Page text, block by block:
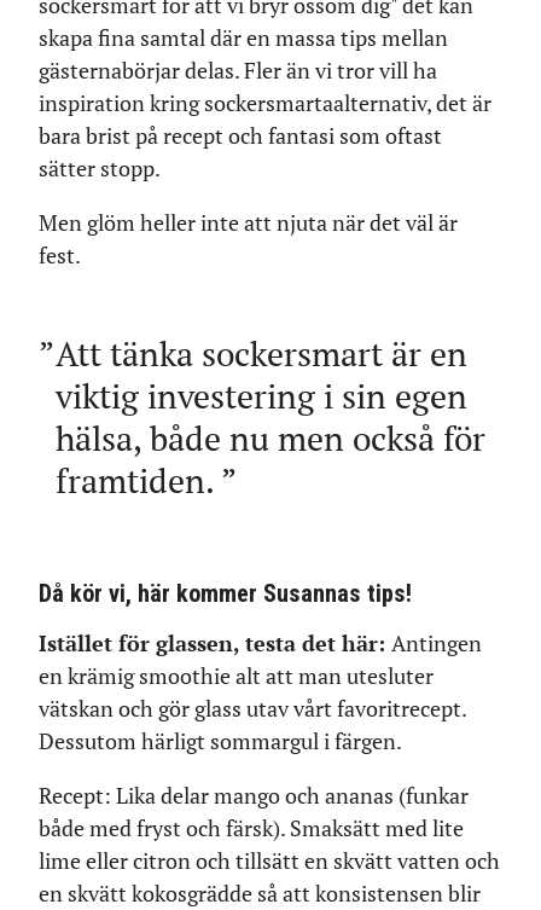
skapa fina samtal där en massa tips mellan
gästernabörjar delas. Fler än vi tror vill ha
inspiration kring sockersmartaalternativ, det är
bara brist på recept och fantasi som oftast
sätter stopp.
Men glöm heller inte att njuta när det väl är
fest.
Att tänka sockersmart är en
viktig investering i sin egen
hälsa, både nu men också för
framtiden.
Då kör vi, här kommer Susannas tips!
Istället för glassen, testa det här: Antingen
en krämig smoothie alt att man utesluter
vätskan och gör glass utav vårt favoritrecept.
Dessutom härligt sommargul i färgen.
Recept: Lika delar mango och ananas (funkar
både med fryst och färsk). Smaksätt med lite
lime eller citron och tillsätt en skvätt vatten och
en skvätt kokosgrädde så att konsistensen blir